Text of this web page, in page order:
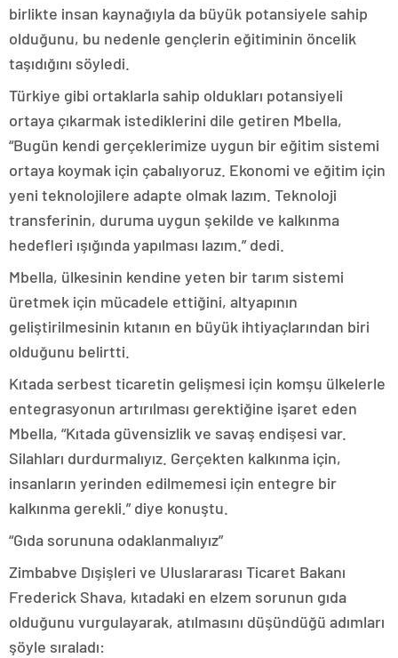
birlikte insan kaynağıyla da büyük potansiyele sahip
olduğunu, bu nedenle gençlerin eğitiminin öncelik
taşıdığını söyledi.
Türkiye gibi ortaklarla sahip oldukları potansiyeli
ortaya çıkarmak istediklerini dile getiren Mbella,
“Bugün kendi gerçeklerimize uygun bir eğitim sistemi
ortaya koymak için çabalıyoruz. Ekonomi ve eğitim için
yeni teknolojilere adapte olmak lazım. Teknoloji
transferinin, duruma uygun şekilde ve kalkınma
hedefleri ışığında yapılması lazım.” dedi.
Mbella, ülkesinin kendine yeten bir tarım sistemi
üretmek için mücadele ettiğini, altyapının
geliştirilmesinin kıtanın en büyük ihtiyaçlarından biri
olduğunu belirtti.
Kıtada serbest ticaretin gelişmesi için komşu ülkelerle
entegrasyonun artırılması gerektiğine işaret eden
Mbella, “Kıtada güvensizlik ve savaş endişesi var.
Silahları durdurmalıyız. Gerçekten kalkınma için,
insanların yerinden edilmemesi için entegre bir
kalkınma gerekli.” diye konuştu.
“Gıda sorununa odaklanmalıyız”
Zimbabve Dışişleri ve Uluslararası Ticaret Bakanı
Frederick Shava, kıtadaki en elzem sorunun gıda
olduğunu vurgulayarak, atılmasını düşündüğü adımları
şöyle sıraladı: